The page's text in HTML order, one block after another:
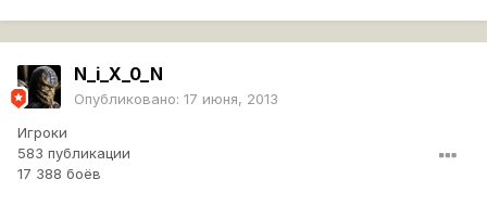
N_i_X_0_N
Опубликовано: 17 июня, 2013
Игроки
583 публикации
17 388 боёв